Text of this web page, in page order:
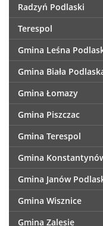
Radzyń Podlaski
Terespol
Gmina Leśna
Gmina Biała
Gmina Łomazy
Gmina Piszczac
Gmina Terespol
Gmina
Gmina Janów
Gmina Wisznice
Gmina Zalesie